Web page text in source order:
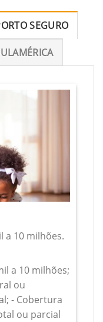
SEGURO
a 10 milhões.
a 10 milhões;
ou
- Cobertura
ou parcial